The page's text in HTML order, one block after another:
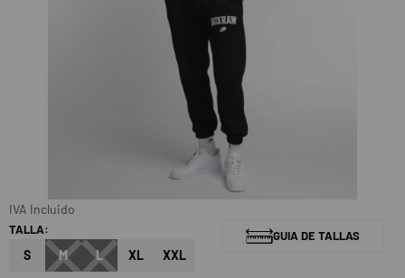
TALLA:
S M L XL XXL
GUIA DE TALLAS
IVA Incluido